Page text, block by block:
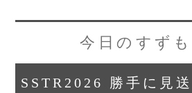
今日のすず
SSTR2026 勝手に見